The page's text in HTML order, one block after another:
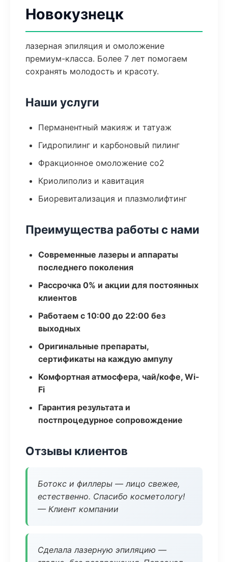
Новокузнецк
лазерная эпиляция и омоложение
премиум-класса. Более 7 лет помогаем
сохранять молодость и красоту.
Наши услуги
Перманентный макияж и татуаж
Гидропилинг и карбоновый пилинг
Фракционное омоложение co2
Криолиполиз и кавитация
Биоревитализация и плазмолифтинг
Преимущества работы с нами
Современные лазеры и аппараты
последнего поколения
Рассрочка 0% и акции для постоянных
клиентов
Работаем с 10:00 до 22:00 без
выходных
Оригинальные препараты,
сертификаты на каждую ампулу
Комфортная атмосфера, чай/кофе, Wi-
Fi
Гарантия результата и
постпроцедурное сопровождение
Отзывы клиентов
Ботокс и филлеры — лицо свежее,
естественно. Спасибо косметологу!
— Клиент компании
Сделала лазерную эпиляцию —